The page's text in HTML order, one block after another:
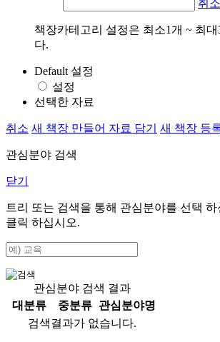
취소
책장카테고리 설정은 최소1개 ~ 최대
다.
Default 설정
설정
선택한 자료
취소 새 책장 만들어 자료 담기 새 책장 등
관심분야 검색
닫기
트리 또는 검색을 통해 관심분야를 선택 하
클릭 하십시오.
관심분야 검색 결과
대분류
중분류
관심분야명
검색결과가 없습니다.